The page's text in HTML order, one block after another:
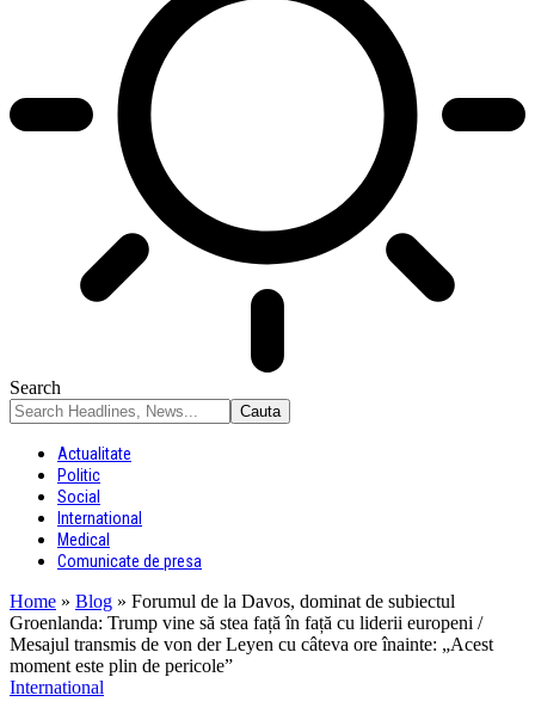
Search
Actualitate
Politic
Social
International
Medical
Comunicate de presa
Home » Blog » Forumul de la Davos, dominat de subiectul
Groenlanda: Trump vine să stea față în față cu liderii europeni /
Mesajul transmis de von der Leyen cu câteva ore înainte: „Acest
moment este plin de pericole”
International